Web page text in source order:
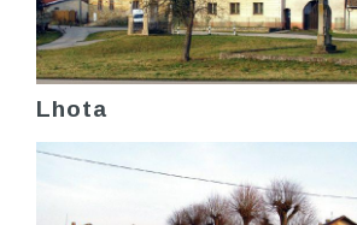
Lhota